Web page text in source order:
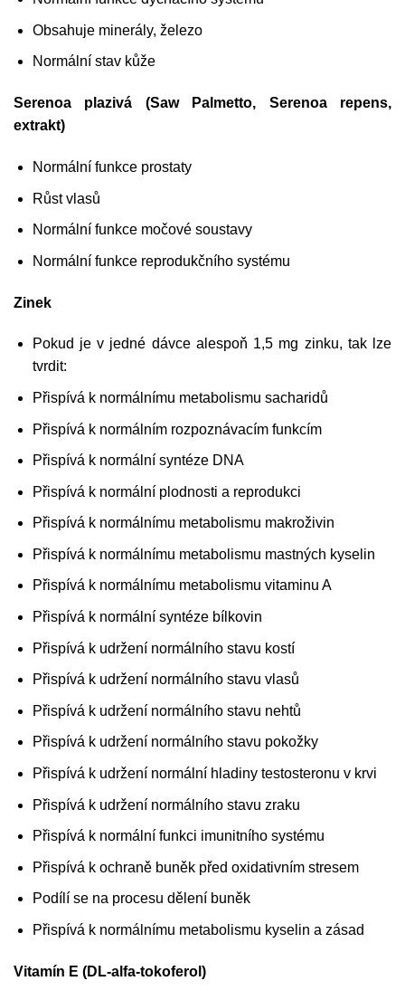
Obsahuje minerály, železo
Normální stav kůže
Serenoa plazivá (Saw Palmetto, Serenoa repens,
extrakt)
Normální funkce prostaty
Růst vlasů
Normální funkce močové soustavy
Normální funkce reprodukčního systému
Zinek
Pokud je v jedné dávce alespoň 1,5 mg zinku, tak lze
tvrdit:
Přispívá k normálnímu metabolismu sacharidů
Přispívá k normálním rozpoznávacím funkcím
Přispívá k normální syntéze DNA
Přispívá k normální plodnosti a reprodukci
Přispívá k normálnímu metabolismu makroživin
Přispívá k normálnímu metabolismu mastných kyselin
Přispívá k normálnímu metabolismu vitaminu A
Přispívá k normální syntéze bílkovin
Přispívá k udržení normálního stavu kostí
Přispívá k udržení normálního stavu vlasů
Přispívá k udržení normálního stavu nehtů
Přispívá k udržení normálního stavu pokožky
Přispívá k udržení normální hladiny testosteronu v krvi
Přispívá k udržení normálního stavu zraku
Přispívá k normální funkci imunitního systému
Přispívá k ochraně buněk před oxidativním stresem
Podílí se na procesu dělení buněk
Přispívá k normálnímu metabolismu kyselin a zásad
Vitamín E (DL-alfa-tokoferol)